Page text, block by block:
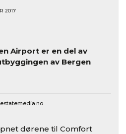
2017
Airport er en del av
av Bergen
dørene til Comfort